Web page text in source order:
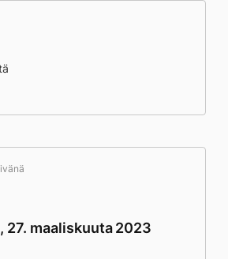
27. maaliskuuta 2023